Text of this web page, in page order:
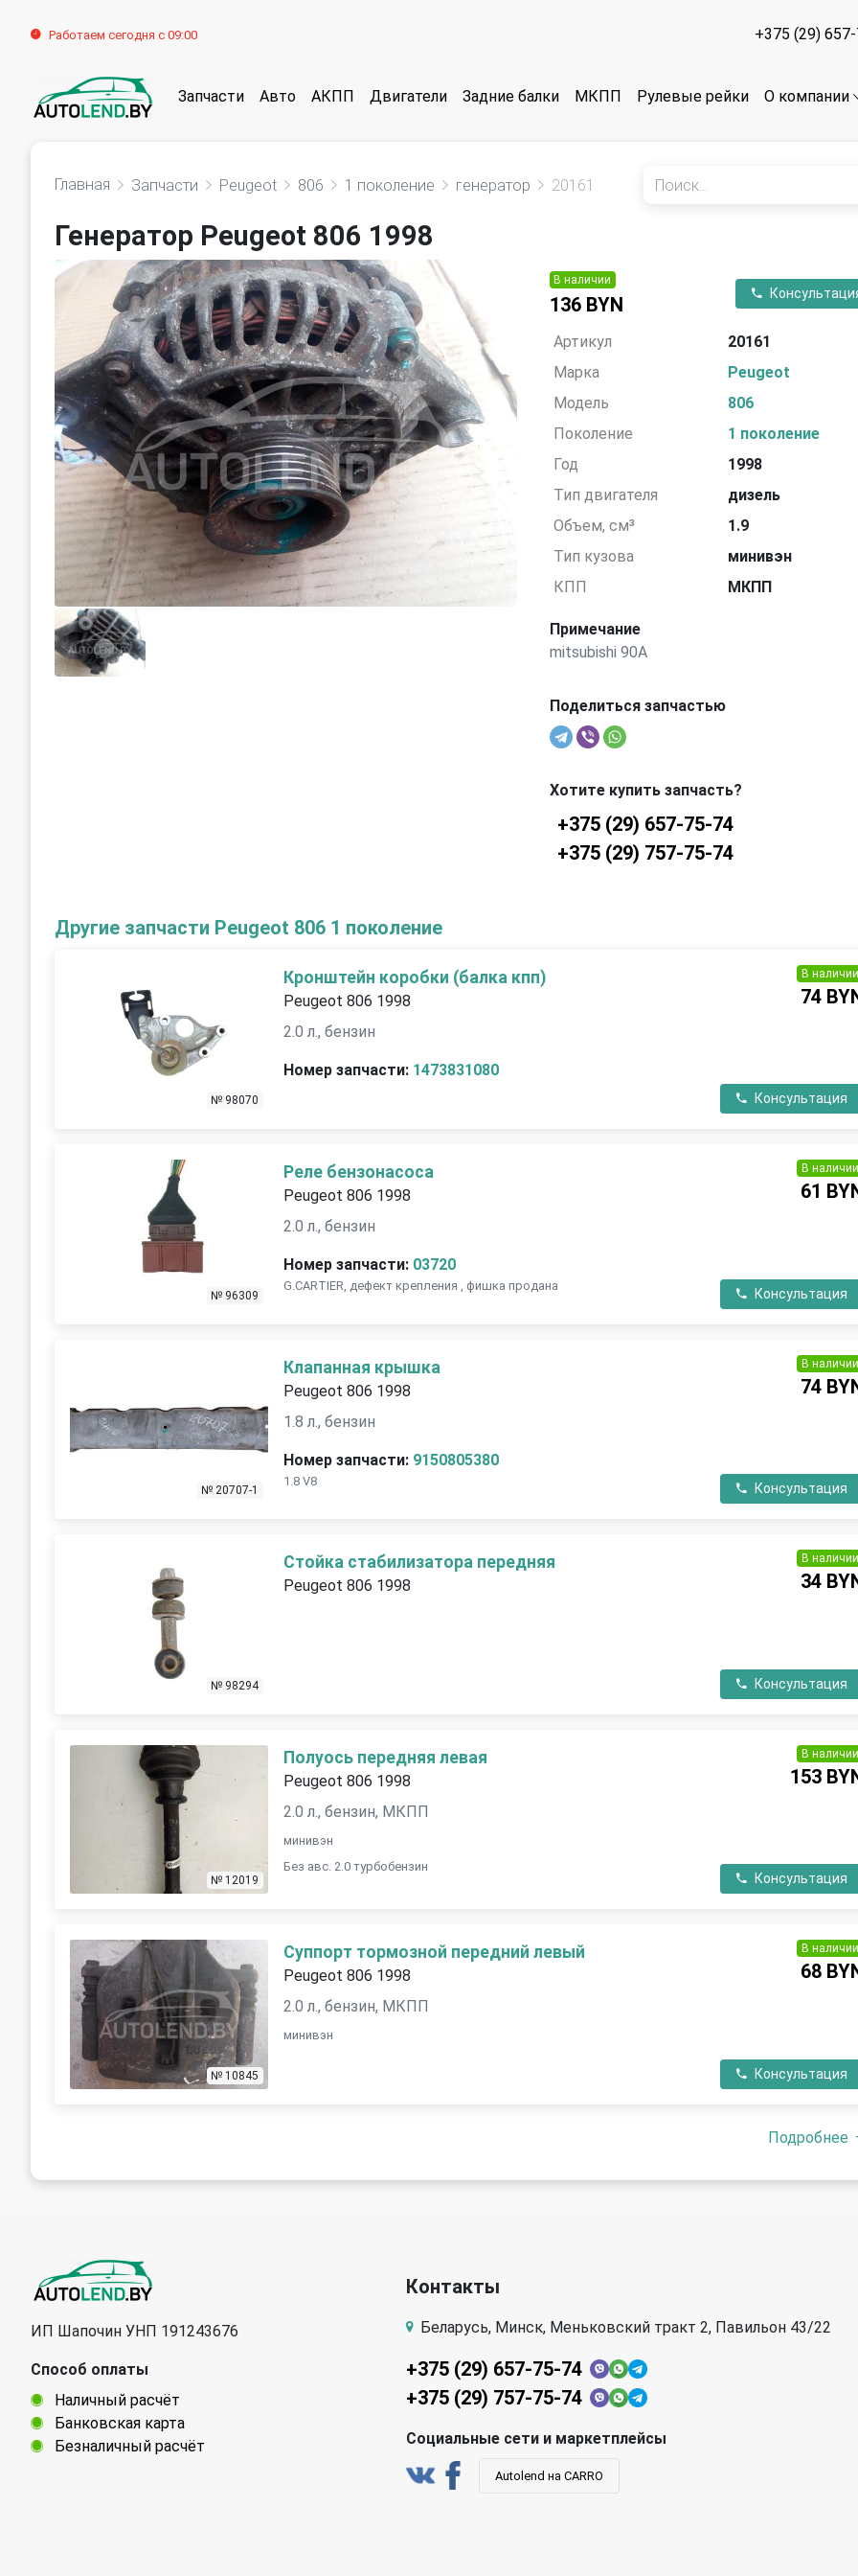
Работаем сегодня с 09:00 +375 (29)
Запчасти Авто АКПП Двигатели Задние балки МКПП Рулевые рейки О компании
Главная Запчасти Peugeot 806 1 поколение генератор 20161
Генератор Peugeot 806 1998
В наличии
136 BYN
Артикул
20161
Марка
Peugeot
Модель
806
Поколение
1 поколение
Год
1998
Тип двигателя
дизель
Объем, см³
1.9
Тип кузова
минивэн
КПП
МКПП
Примечание
mitsubishi 90A
Поделиться запчастью
Хотите купить запчасть?
+375 (29) 657-75-74
+375 (29) 757-75-74
Другие запчасти Peugeot 806 1 поколение
№ 98070
Кронштейн коробки (балка кпп)
Peugeot 806 1998
2.0 л., бензин
Номер запчасти: 1473831080
В наличии
74
Консультация
№ 96309
Реле бензонасоса
Peugeot 806 1998
2.0 л., бензин
Номер запчасти: 03720
G.CARTIER, дефект крепления , фишка продана
В наличии
61
Консультация
№ 20707-1
Клапанная крышка
Peugeot 806 1998
1.8 л., бензин
Номер запчасти: 9150805380
1.8 V8
В наличии
74
Консультация
№ 98294
Стойка стабилизатора передняя
Peugeot 806 1998
В наличии
34
Консультация
№ 12019
Полуось передняя левая
Peugeot 806 1998
2.0 л., бензин, МКПП
минивэн
Без авс. 2.0 турбобензин
В наличии
153
Консультация
№ 10845
Суппорт тормозной передний левый
Peugeot 806 1998
2.0 л., бензин, МКПП
минивэн
В наличии
68
Консультация
Подробнее
ИП Шапочин УНП 191243676
Способ оплаты
Наличный расчёт
Банковская карта
Безналичный расчёт
Контакты
Беларусь, Минск, Меньковский тракт 2, Павильон 43/22
+375 (29) 657-75-74
+375 (29) 757-75-74
Социальные сети и маркетплейсы
Autolend на CARRO